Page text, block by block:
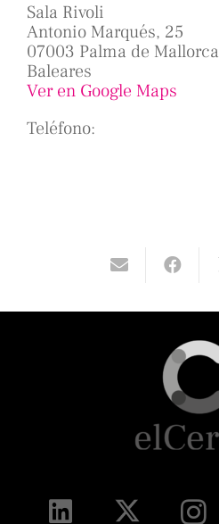
Sala Rivoli
Antonio Marqués, 25
07003 Palma de Mallorca
Baleares
Ver en Google Maps
Teléfono: